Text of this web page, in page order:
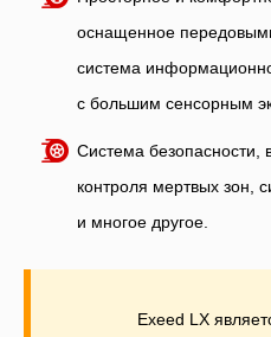
оснащенное
система
с большим сенсорным
Система
контроля мертвых зон,
и многое другое.
Exeed LX